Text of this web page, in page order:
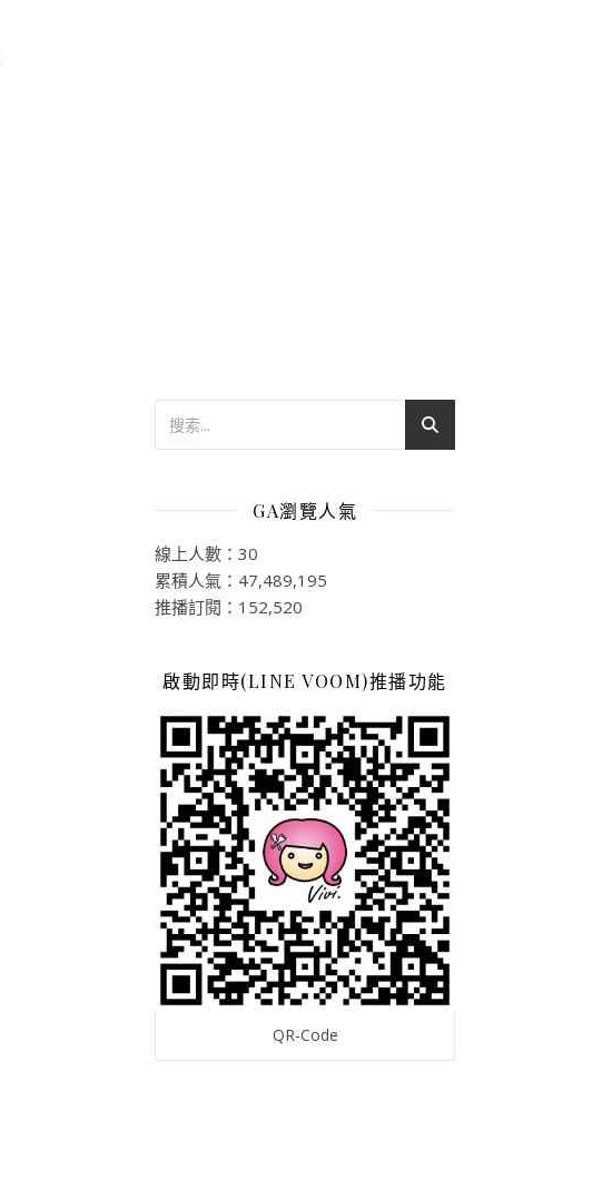
GA瀏覽人氣
線上人數：30
累積人氣：47,489,195
推播訂閱：152,520
啟動即時(LINE VOOM)推播功能
QR-Code